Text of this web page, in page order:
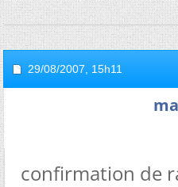
29/08/2007, 15h11
confirmation de